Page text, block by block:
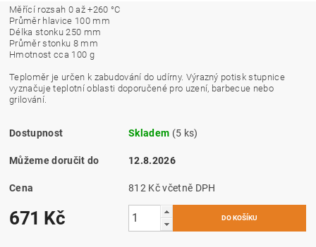
Měřící rozsah 0 až +260 °C
Průměr hlavice 100 mm
Délka stonku 250 mm
Průměr stonku 8 mm
Hmotnost cca 100 g
Teploměr je určen k zabudování do udírny. Výrazný potisk stupnice
vyznačuje teplotní oblasti doporučené pro uzení, barbecue nebo
grilování.
Dostupnost Skladem (5 ks)
Můžeme doručit do 12.8.2026
Cena 812 Kč včetně DPH
671 Kč